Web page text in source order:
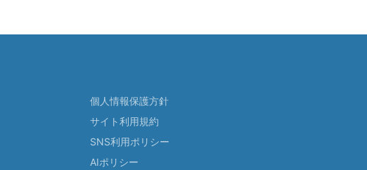
個人情報保護方針
サイト利用規約
SNS利用ポリシー
AIポリシー